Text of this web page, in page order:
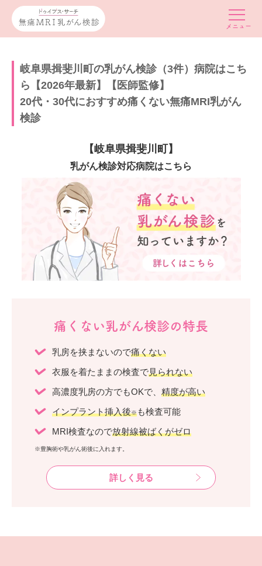
岐阜県揖斐川町の乳がん検診（3件）病院はこち
ら【2026年最新】【医師監修】
20代・30代におすすめ痛くない無痛MRI乳がん
検診
【岐阜県揖斐川町】
乳がん検診対応病院はこちら
痛くない乳がん検診の特長
乳房を挟まないので痛くない
衣服を着たままの検査で見られない
高濃度乳房の方でもOKで、 精度が高い
インプラント挿入後※ も検査可能
MRI検査なので放射線被ばくがゼロ
※豊胸術や乳がん術後に入れます。
詳しく見る